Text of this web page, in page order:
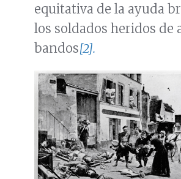
equitativa de la ayuda
los soldados heridos de
bandos[2].